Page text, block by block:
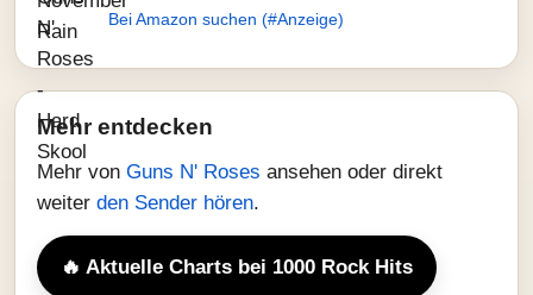
Bei Amazon suchen (#Anzeige)
Mehr entdecken
Mehr von Guns N' Roses ansehen oder direkt
weiter den Sender hören.
🔥 Aktuelle Charts bei 1000 Rock Hits